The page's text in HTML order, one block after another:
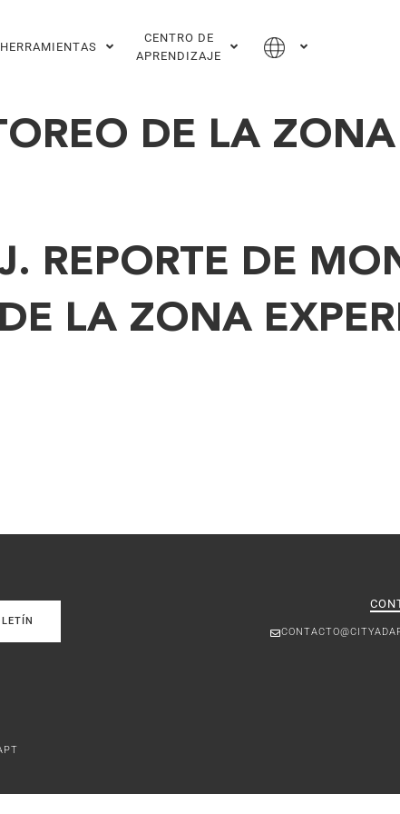
HERRAMIENTAS
CENTRO DE
APRENDIZAJE
DE LA ZONA
REPORTE DE
DE LA ZONA